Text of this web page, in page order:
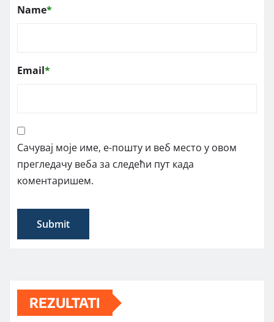
Name*
Email*
Сачувај моје име, е-пошту и веб место у овом
прегледачу веба за следећи пут када
коментаришем.
REZULTATI